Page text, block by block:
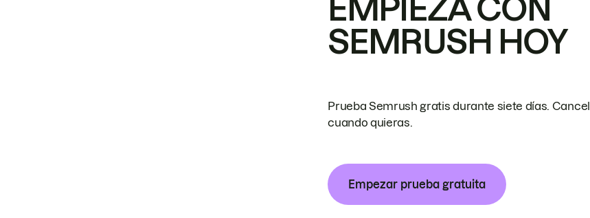
EMPIEZA CON
SEMRUSH HOY
Prueba Semrush gratis durante siete días.
cuando quieras.
Empezar prueba gratuita